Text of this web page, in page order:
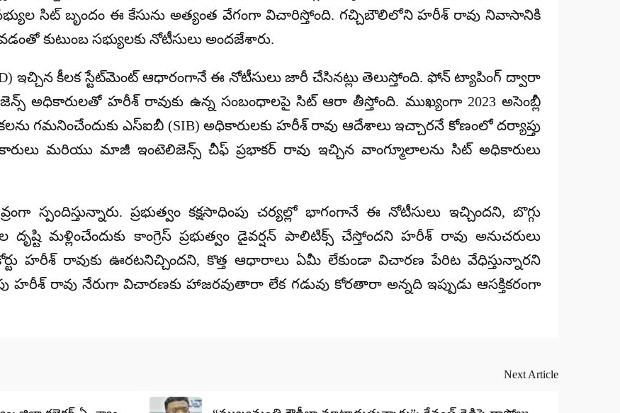
సిట్ బృందం ఈ కేసును అత్యంత వేగంగా విచారిస్తోంది. గచ్చిబౌలిలోని హరీశ్ రావు నివాసానికి
కుటుంబ సభ్యులకు నోటీసులు అందజేశారు.
ఇచ్చిన కీలక స్టేట్‌మెంట్ ఆధారంగానే ఈ నోటీసులు జారీ చేసినట్లు తెలుస్తోంది. ఫోన్ ట్యాపింగ్ ద్వారా
హరీశ్ రావుకు ఉన్న సంబంధాలపై సిట్ ఆరా తీస్తోంది. ముఖ్యంగా 2023 అసెంబ్లీ
గమనించేందుకు ఎస్ఐబీ (SIB) అధికారులకు హరీశ్ రావు ఆదేశాలు ఇచ్చారనే కోణంలో దర్యాప్తు
మరియు మాజీ ఇంటెలిజెన్స్ చీఫ్ ప్రభాకర్ రావు ఇచ్చిన వాంగ్మూలాలను సిట్ అధికారులు
స్పందిస్తున్నారు. ప్రభుత్వం కక్షసాధింపు చర్యల్లో భాగంగానే ఈ నోటీసులు ఇచ్చిందని, బొగ్గు
మళ్లించేందుకు కాంగ్రెస్ ప్రభుత్వం డైవర్షన్ పాలిటిక్స్ చేస్తోందని హరీశ్ రావు అనుచరులు
హరీశ్ రావుకు ఊరటనిచ్చిందని, కొత్త ఆధారాలు ఏమీ లేకుండా విచారణ పేరిట వేధిస్తున్నారని
హరీశ్ రావు నేరుగా విచారణకు హాజరవుతారా లేక గడువు కోరతారా అన్నది ఇప్పుడు ఆసక్తికరంగా
Next Article